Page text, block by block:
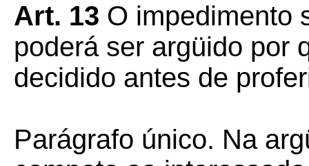
Art. 13 O impedimento
poderá ser argüido por
decidido antes de
Parágrafo único. Na